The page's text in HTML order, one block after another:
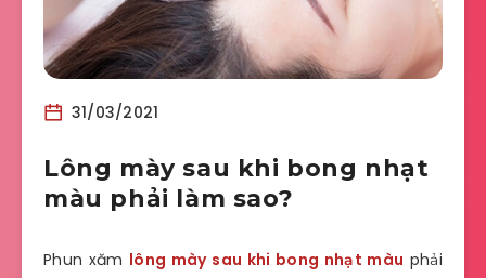
31/03/2021
Lông mày sau khi bong nhạt
màu phải làm sao?
Phun xăm lông mày sau khi bong nhạt màu phải